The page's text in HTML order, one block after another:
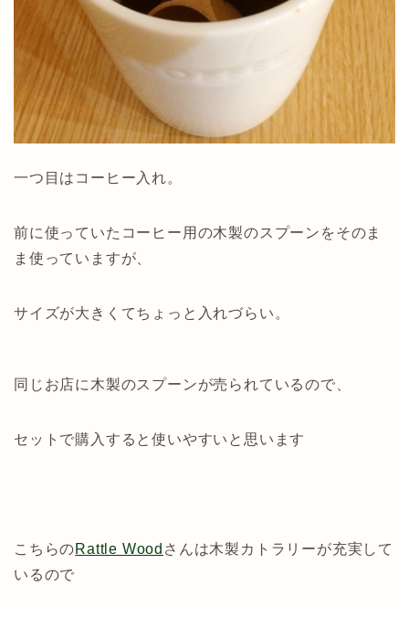
一つ目はコーヒー入れ。
前に使っていたコーヒー用の木製のスプーンをそのま
ま使っていますが、
サイズが大きくてちょっと入れづらい。
同じお店に木製のスプーンが売られているので、
セットで購入すると使いやすいと思います
こちらのRattle Wood さんは木製カトラリーが充実して
いるので